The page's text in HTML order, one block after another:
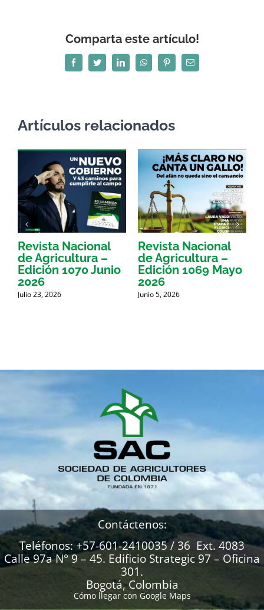
Comparta este artículo!
FacebookTwitterLinkedInWhatsAppPinterestCorreo
electrónico
Artículos relacionados
Revista Nacional
de Agricultura –
Edición 1070 Junio
2026
Julio 23, 2026
Revista Nacional
de Agricultura –
Edición 1069 Mayo
2026
Junio 5, 2026
Contáctenos:
Teléfonos: +57-601-2410035 / 36 Ext. 4083
Calle 97a N° 9 – 45. Edificio Strategic 97 – Oficina
301.
Bogotá, Colombia
Cómo llegar con Google Maps